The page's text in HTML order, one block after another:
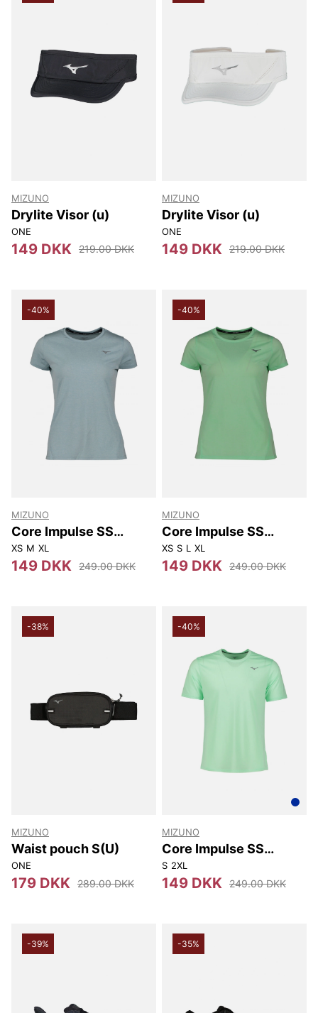
MIZUNO
Drylite Visor (u)
ONE
149 DKK 219.00 DKK
MIZUNO
Drylite Visor (u)
ONE
149 DKK 219.00 DKK
-40%
MIZUNO
Core Impulse SS
Tee(W)
XS M XL
149 DKK 249.00 DKK
-40%
MIZUNO
Core Impulse SS
Tee(W)
XS S L XL
149 DKK 249.00 DKK
-38%
MIZUNO
Waist pouch S(U)
ONE
179 DKK 289.00 DKK
-40%
MIZUNO
Core Impulse SS
Tee(M)
S 2XL
149 DKK 249.00 DKK
-39% -35%